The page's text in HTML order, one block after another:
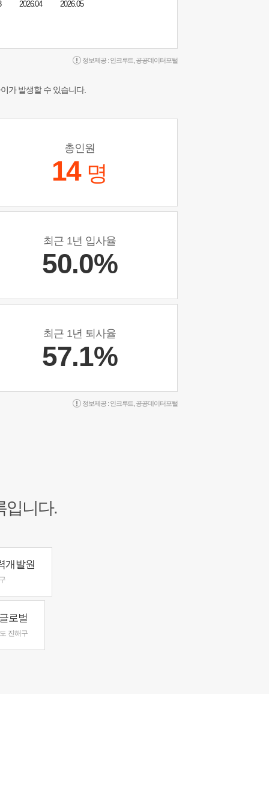
2026.04 2026.05
정보제공 : 인크루트 공공데이터포털
가 발생할 수 있습니다.
총인원
14 명
최근 1년 입사율
50.0%
최근 1년 퇴사율
57.1%
정보제공 : 인크루트 공공데이터포털
입니다.
개발원
로벌
진해구